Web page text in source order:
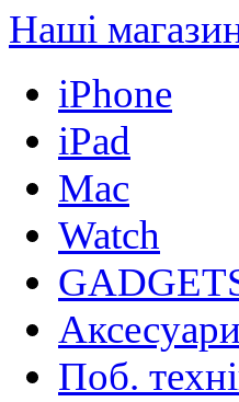
Наші
iPhone
iPad
Mac
Watch
Аксесуари
Поб.